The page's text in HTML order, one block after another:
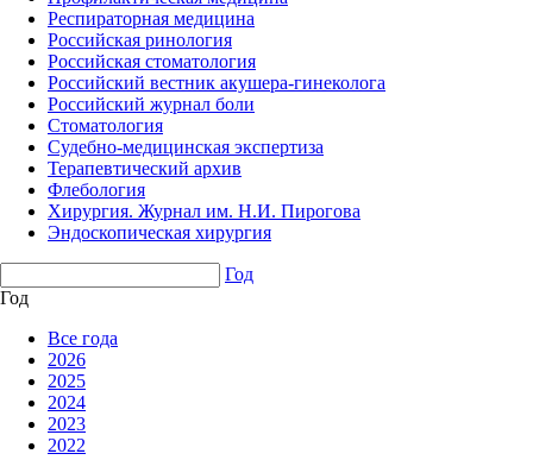
Респираторная медицина
Российская ринология
Российская стоматология
Российский вестник акушера-гинеколога
Российский журнал боли
Стоматология
Судебно-медицинская экспертиза
Терапевтический архив
Флебология
Хирургия. Журнал им. Н.И. Пирогова
Эндоскопическая хирургия
Год
Год
Все года
2026
2025
2024
2023
2022